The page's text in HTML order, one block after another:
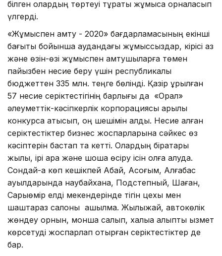
білген олардың төртеуі тұрақты жұмысқа орналасып
үлгерді.
«Жұмыспен қамту - 2020» бағдарламасының екінші
бағыты бойынша аудандағы жұмыссыздар, кірісі аз
және өзін-өзі жұмыспен қамтушыларға төмен
пайызбен несие беру үшін республикалық
бюджеттен 335 млн. теңге бөлінді. Қазір құрылған
57 несие серіктестігінің барлығы да «Орал»
әлеуметтік-кәсіпкерлік корпорациясы арқылы
конкурсқа қатысып, оң шешімін алды. Несие алған
серіктестіктер бизнес жоспарларына сәйкес өз
кәсіптерін бастап та кетті. Олардың бірқатары
жылқы, ірі қара және шошқа өсіру ісін қолға алуда.
Сондай-ақ көп кешікпей Абай, Ақсоғым, Алғабас
ауылдарында наубайхана, Подстепный, Шаған,
Сарыөмір елді мекендерінде тігін цехы мен
шаштараз салоны ашылмақ. Жылыжай, автокөлік
жөндеу орнын, монша салып, халыққа қалыпты қызмет
көрсетуді жоспарлап отырған серіктестіктер де
бар.